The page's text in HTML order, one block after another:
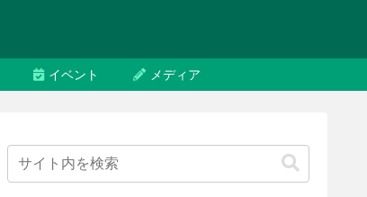
イベント メディア